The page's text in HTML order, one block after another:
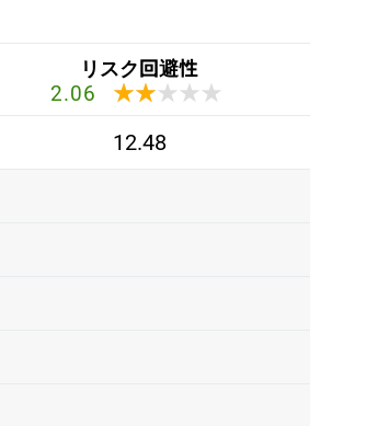
リスク回避性
2.06 ★★★★★
★★★★★
12.48